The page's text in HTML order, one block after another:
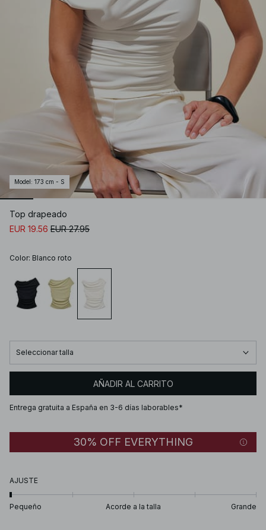
Model : 173 cm - S
Top drapeado
EUR 19.56 EUR 27.95
Color: Blanco roto
Seleccionar talla
AÑADIR AL CARRITO
Entrega gratuita a España en 3-6 días laborables*
30% OFF EVERYTHING
AJUSTE
Pequeño Acorde a la talla Grande